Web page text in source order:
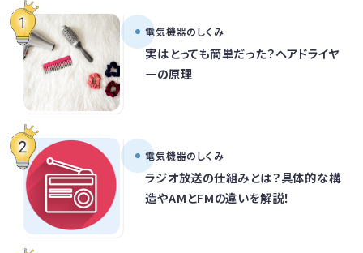
電気機器のしくみ
実はとっても簡単だった？ヘアドライヤ
ーの原理
電気機器のしくみ
ラジオ放送の仕組みとは？具体的な構
造やAMとFMの違いを解説！